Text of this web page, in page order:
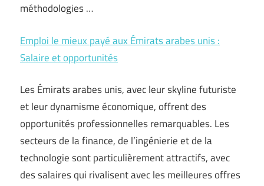
méthodologies …
Emploi le mieux payé aux Émirats arabes unis :
Salaire et opportunités
Les Émirats arabes unis, avec leur skyline futuriste
et leur dynamisme économique, offrent des
opportunités professionnelles remarquables. Les
secteurs de la finance, de l’ingénierie et de la
technologie sont particulièrement attractifs, avec
des salaires qui rivalisent avec les meilleures offres